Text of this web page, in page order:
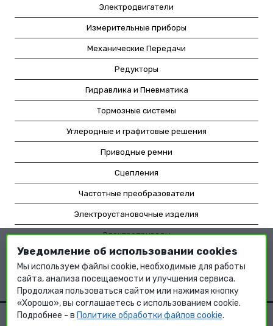
Электродвигатели
Измерительные приборы
Механические Передачи
Редукторы
Гидравлика и Пневматика
Тормозные системы
Углеродные и графитовые решения
Приводные ремни
Сцепления
Частотные преобразователи
Электроустановочные изделия
Электроприводы
Насосное оборудование
Мотор-редукторы
Уведомление об использовании cookies
Мы используем файлы cookie, необходимые для работы
сайта, анализа посещаемости и улучшения сервиса.
Продолжая пользоваться сайтом или нажимая кнопку
«Хорошо», вы соглашаетесь с использованием cookie.
Подробнее - в Политике обработки файлов cookie.